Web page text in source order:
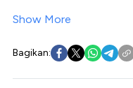
Show More
Bagikan: